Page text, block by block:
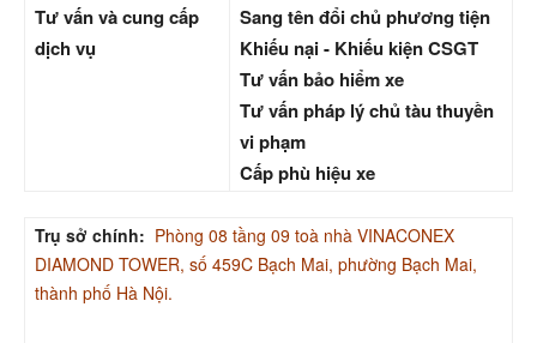
Tư vấn và cung cấp
dịch vụ
Sang tên đổi chủ phương tiện
Khiếu nại - Khiếu kiện CSGT
Tư vấn bảo hiểm xe
Tư vấn pháp lý chủ tàu thuyền
vi phạm
Cấp phù hiệu xe
Trụ sở chính: Phòng 08 tầng 09 toà nhà VINACONEX
DIAMOND TOWER, số 459C Bạch Mai, phường Bạch Mai,
thành phố Hà Nội.